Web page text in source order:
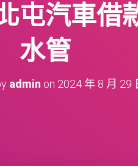
屯汽車借
水管
admin on 2024 年 8 月 29